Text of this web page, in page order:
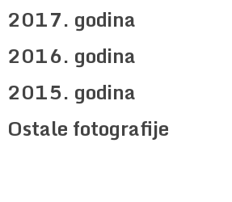
2017. godina
2016. godina
2015. godina
Ostale fotografije